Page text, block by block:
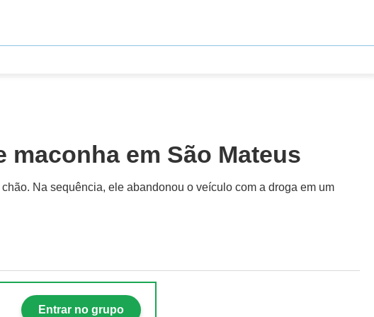
em São Mateus
Na sequência, ele abandonou o veículo com a droga em um
Entrar no grupo